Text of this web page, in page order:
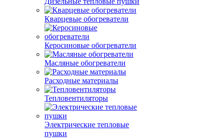
Кварцевые обогреватели
Керосиновые обогреватели
Масляные обогреватели
Расходные материалы
Тепловентиляторы
Электрические тепловые
пушки